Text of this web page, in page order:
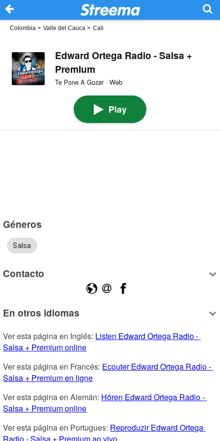
Colombia > Valle del Cauca > Cali
Edward Ortega Radio - Salsa +
Premium
Te Pone A Gozar · Web
Play
Géneros
Salsa
Contacto
En otros idiomas
Ver esta página en Inglés: Listen Edward Ortega Radio -
Salsa + Premium online
Ver esta página en Francés: Ecouter Edward Ortega Radio -
Salsa + Premium en ligne
Ver esta página en Alemán: Hören Edward Ortega Radio -
Salsa + Premium online
Ver esta página en Portugues: Reproduzir Edward Ortega
Radio - Salsa + Premium ao vivo